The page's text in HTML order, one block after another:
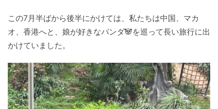
この7月半ばから後半にかけては、私たちは中国、マカ
オ、香港へと、娘が好きなパンダ🐼を巡って長い旅行に出
かけていました。